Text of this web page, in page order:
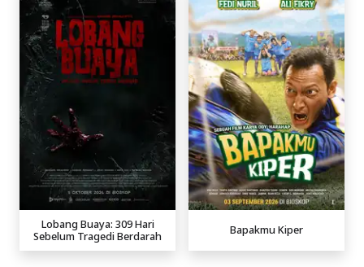
Lobang Buaya: 309 Hari
Sebelum Tragedi Berdarah
Bapakmu Kiper